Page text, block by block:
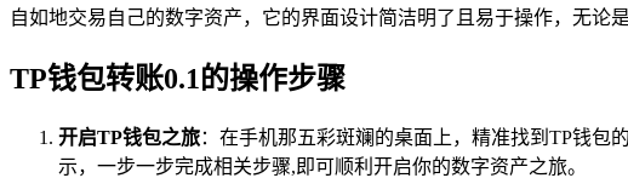
自如地交易自己的数字资产，它的界面设计简洁明了且易于操作，无论
TP钱包转账0.1的操作步骤
开启TP钱包之旅：在手机那五彩斑斓的桌面上，精准找到TP钱包
示，一步一步完成相关步骤,即可顺利开启你的数字资产之旅。